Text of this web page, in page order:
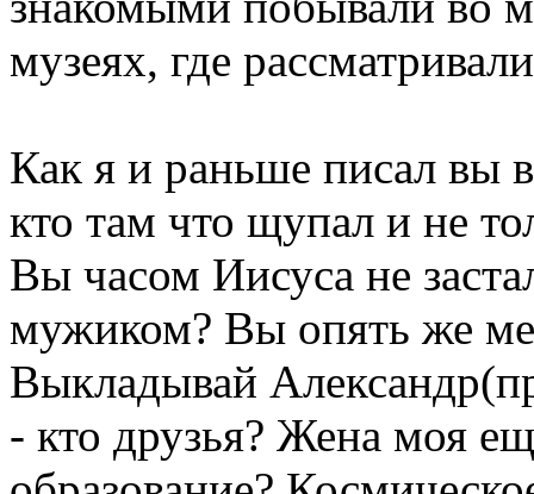
музеях, где
Как я и раньше писал вы
кто там что щупал и не
Вы часом Иисуса не
мужиком? Вы опять же
Выкладывай
- кто друзья? Жена моя